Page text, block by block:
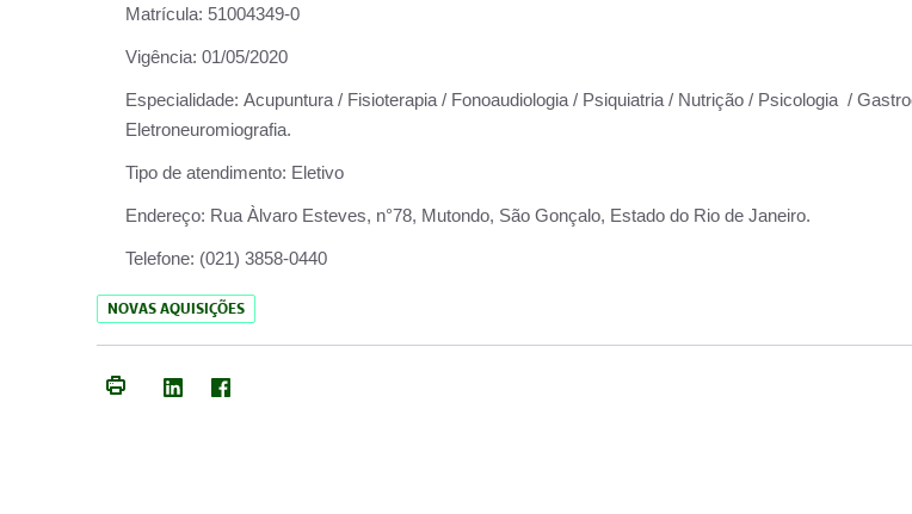
Matrícula: 51004349-0
Vigência: 01/05/2020
Especialidade: Acupuntura / Fisioterapia / Fonoaudiologia / Psiquiatria / Nutrição / Psicologia /
Eletroneuromiografia.
Tipo de atendimento: Eletivo
Endereço: Rua Àlvaro Esteves, n°78, Mutondo, São Gonçalo, Estado do Rio de Janeiro.
Telefone: (021) 3858-0440
NOVAS AQUISIÇÕES